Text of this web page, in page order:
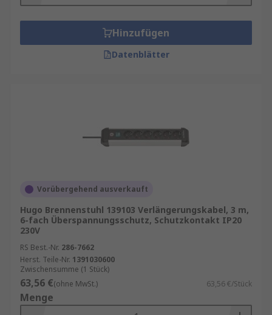
Hinzufügen
Datenblätter
Vorübergehend ausverkauft
Hugo Brennenstuhl 139103 Verlängerungskabel, 3 m,
6-fach Überspannungsschutz, Schutzkontakt IP20
230V
RS Best.-Nr. 286-7662
Herst. Teile-Nr. 1391030600
Zwischensumme (1 Stück)
63,56 €(ohne MwSt.) 63,56 €/Stück
Menge